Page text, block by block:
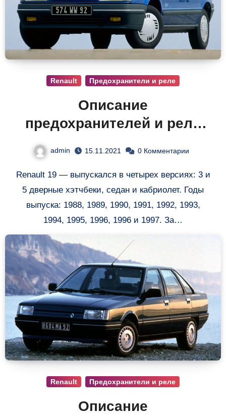
Renault Предохранители и реле
Описание
предохранителей и реле
admin 15.11.2021 0 Комментарии
Renault 19 — выпускался в четырех версиях: 3 и
5 дверные хэтчбеки, седан и кабриолет. Годы
выпуска: 1988, 1989, 1990, 1991, 1992, 1993,
1994, 1995, 1996, 1996 и 1997. За…
Renault Предохранители и реле
Описание